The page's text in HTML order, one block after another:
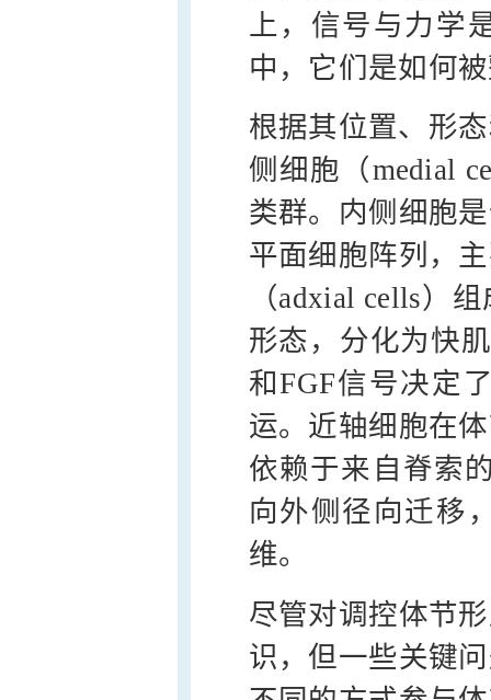
上，信号与力学
中，它们是如何
根据其位置、形
侧细胞（medial
类群。内侧细胞
平面细胞阵列，
（adxial cells）
形态，分化为快
和FGF信号决定
运。近轴细胞在
依赖于来自脊索
向外侧径向迁移
维。
尽管对调控体节
识，但一些关键